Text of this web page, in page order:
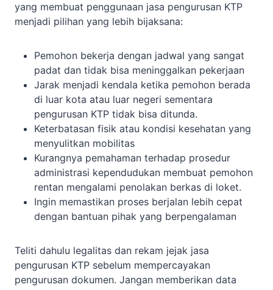
yang membuat penggunaan jasa pengurusan KTP
menjadi pilihan yang lebih bijaksana:
Pemohon bekerja dengan jadwal yang sangat
padat dan tidak bisa meninggalkan pekerjaan
Jarak menjadi kendala ketika pemohon berada
di luar kota atau luar negeri sementara
pengurusan KTP tidak bisa ditunda.
Keterbatasan fisik atau kondisi kesehatan yang
menyulitkan mobilitas
Kurangnya pemahaman terhadap prosedur
administrasi kependudukan membuat pemohon
rentan mengalami penolakan berkas di loket.
Ingin memastikan proses berjalan lebih cepat
dengan bantuan pihak yang berpengalaman
Teliti dahulu legalitas dan rekam jejak jasa
pengurusan KTP sebelum mempercayakan
pengurusan dokumen. Jangan memberikan data